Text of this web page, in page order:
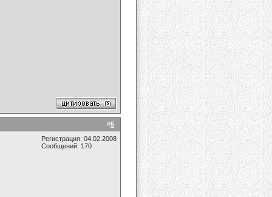
#5
Регистрация: 04.02.2008
Сообщений: 170